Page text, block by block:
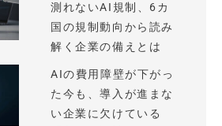
測れないAI規制、6カ
国の規制動向から読み
解く企業の備えとは
AIの費用障壁が下がっ
た今も、導入が進まな
い企業に欠けている